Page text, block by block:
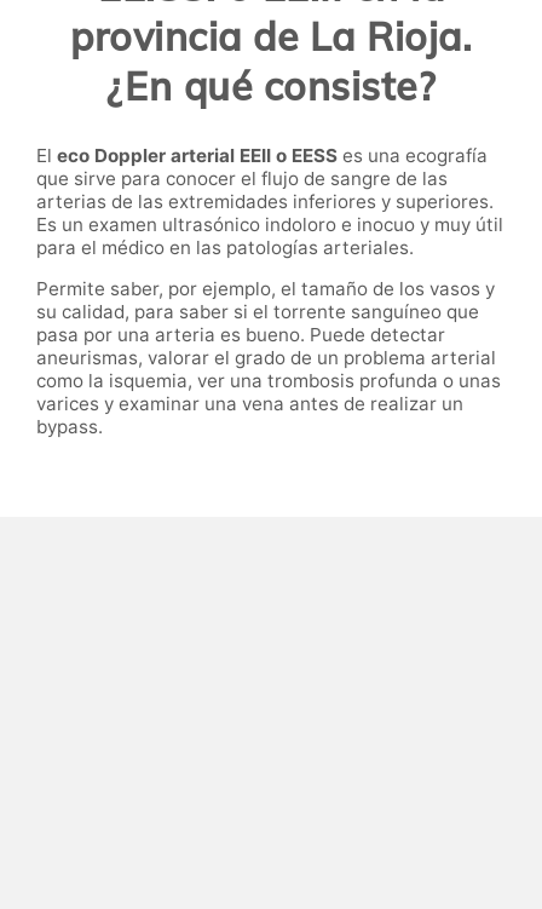
provincia de La Rioja.
¿En qué consiste?
El eco Doppler arterial EEII o EESS es una ecografía
que sirve para conocer el flujo de sangre de las
arterias de las extremidades inferiores y superiores.
Es un examen ultrasónico indoloro e inocuo y muy útil
para el médico en las patologías arteriales.
Permite saber, por ejemplo, el tamaño de los vasos y
su calidad, para saber si el torrente sanguíneo que
pasa por una arteria es bueno. Puede detectar
aneurismas, valorar el grado de un problema arterial
como la isquemia, ver una trombosis profunda o unas
varices y examinar una vena antes de realizar un
bypass.